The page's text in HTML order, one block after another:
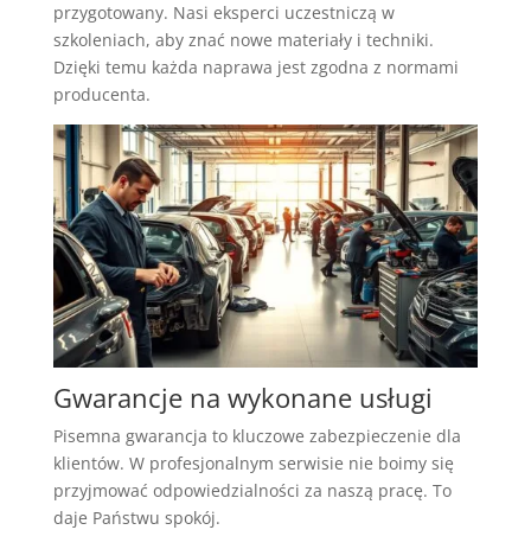
przygotowany. Nasi eksperci uczestniczą w
szkoleniach, aby znać nowe materiały i techniki.
Dzięki temu każda naprawa jest zgodna z normami
producenta.
Gwarancje na wykonane usługi
Pisemna gwarancja to kluczowe zabezpieczenie dla
klientów. W profesjonalnym serwisie nie boimy się
przyjmować odpowiedzialności za naszą pracę. To
daje Państwu spokój.